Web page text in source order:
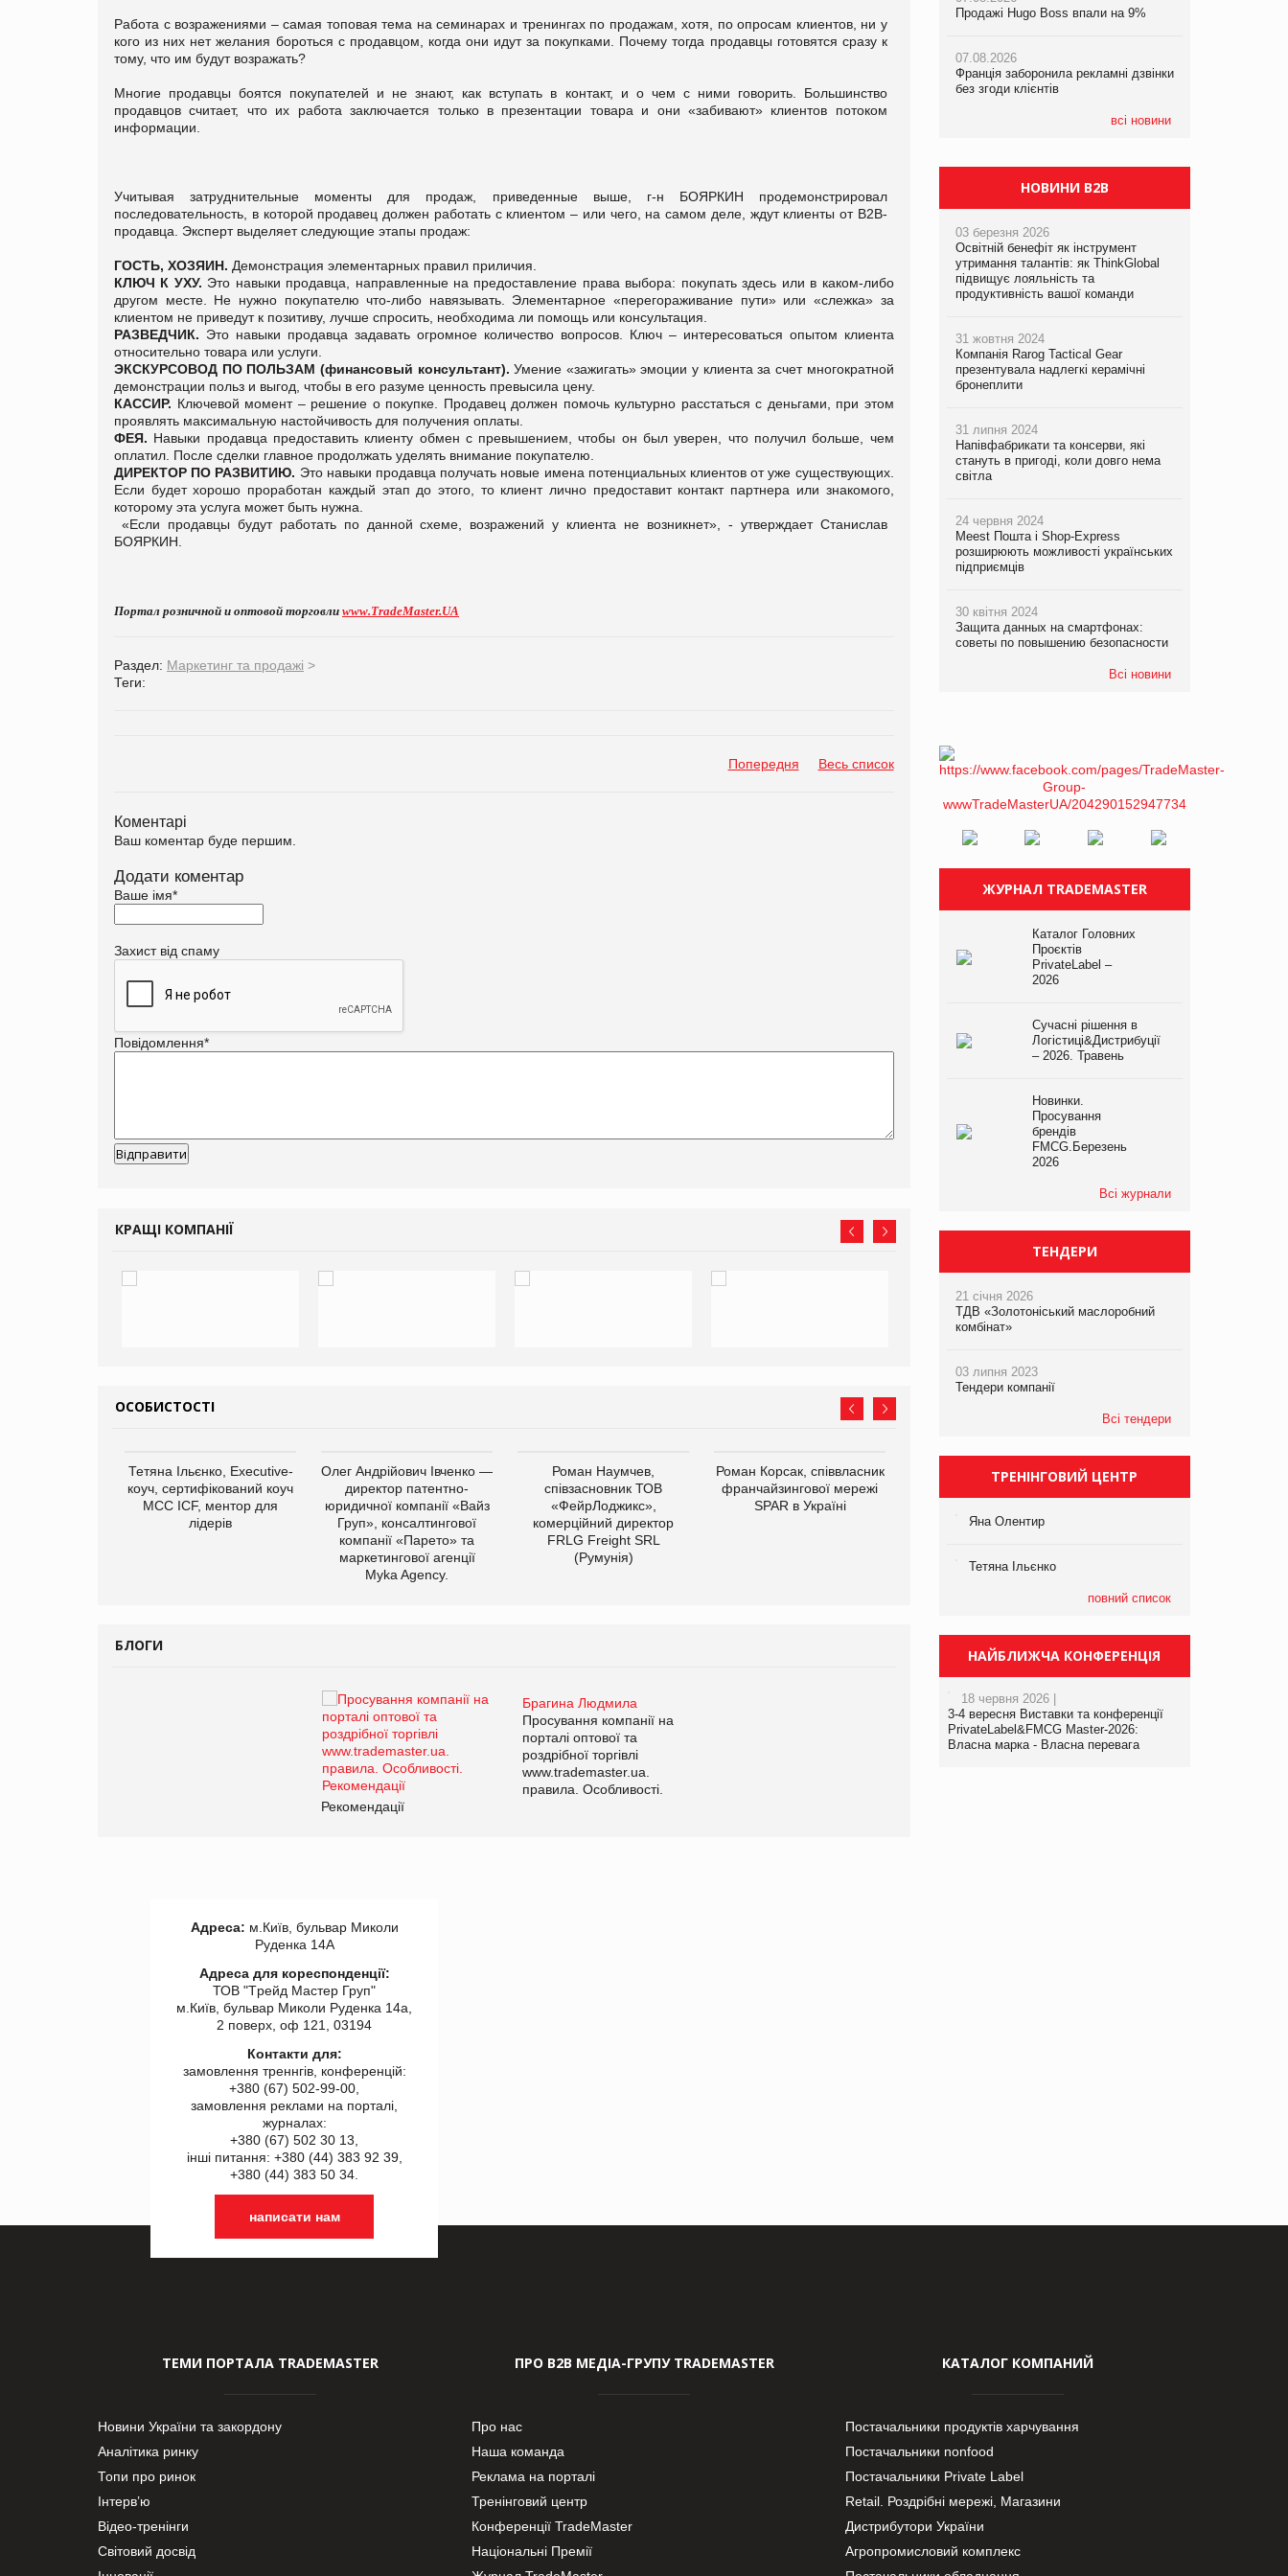
Работа с возражениями – самая топоваятема на семинарах и тренингах по продажам , хотя, по опросам клиентов, ни у
кого из них нет желания бороться с продавцом, когда они идут за покупками.
Почему тогда продавцы готовятся сразу к
тому, что им будут возражать?
Многие продавцы боятся покупателей и не знают, как вступать в контакт, и о чем с ними говорить. Большинство
продавцов считает, что их работа заключается только в презентации товара и они «забивают» клиентов потоком
информации.
Учитывая затруднительные моменты для продаж, приведенные выше, г-н БОЯРКИН продемонстрировал
последовательность, в которой продавец должен работать с клиентом – или чего, на самом деле, ждут клиенты от В2В-
продавца. Эксперт выделяет следующие этапы продаж:
ГОСТЬ, ХОЗЯИН. Демонстрация элементарных правил приличия.
КЛЮЧ К УХУ. Это навыки продавца, направленные на предоставление права выбора: покупать здесь или в каком-либо
другом месте. Не нужно покупателю что-либо навязывать. Элементарное «перегораживание пути» или «слежка» за
клиентом не приведут к позитиву, лучше спросить, необходима ли помощь или консультация.
РАЗВЕДЧИК. Это навыки продавца задавать огромное количество вопросов. Ключ – интересоваться опытом клиента
относительно товара или услуги.
ЭКСКУРСОВОД ПО ПОЛЬЗАМ (финансовый консультант). Умение «зажигать» эмоции у клиента за счет многократной
демонстрации польз и выгод, чтобы в его разуме ценность превысила цену.
КАССИР. Ключевой момент – решение о покупке. Продавец должен помочь культурно расстаться с деньгами, при этом
проявлять максимальную настойчивость для получения оплаты.
ФЕЯ. Навыки продавца предоставить клиенту обмен с превышением, чтобы он был уверен, что получил больше, чем
оплатил. После сделки главное продолжать уделять внимание покупателю.
ДИРЕКТОР ПО РАЗВИТИЮ. Это навыки продавца получать новые имена потенциальных клиентов от уже существующих.
Если будет хорошо проработан каждый этап до этого, то клиент лично предоставит контакт партнера или знакомого,
которому эта услуга может быть нужна.
«Если продавцы будут работать по данной схеме, возражений у клиента не возникнет», - утверждает Станислав
БОЯРКИН.
Портал розничной и оптовой торговли www.TradeMaster.UA
Раздел: Маркетинг та продажі >
Теги:
Попередня Весь список
Коментарі
Ваш коментар буде першим.
Додати коментар
Ваше імя*
Захист від спаму
Повідомлення*
КРАЩІ КОМПАНІЇ
ОСОБИСТОСТІ
Тетяна Ільєнко, Executive-
коуч, сертифікований коуч
МСС ICF, ментор для
лідерів
Олег Андрійович Івченко —
директор патентно-
юридичної компанії «Вайз
Груп», консалтингової
компанії «Парето» та
маркетингової агенції
Myka Agency.
Роман Наумчев,
співзасновник ТОВ
«ФейрЛоджикс»,
комерційний директор
FRLG Freight SRL
(Румунія)
Роман Корсак, співвласник
франчайзингової мережі
SPAR в Україні
Олексій Логачов-Михайлов
виробництва
Яна Сараніна, директор
БЛОГИ
Брагина Людмила
Просування компанії на
порталі оптової та
роздрібної торгівлі
www.trademaster.ua.
правила. Особливості.
Рекомендації
Брагина Людмила
Просування компанії на
порталі оптової та
роздрібної торгівлі
Продажі Hugo Boss впали на 9%
07.08.2026
Франція заборонила рекламні дзвінки
без згоди клієнтів
всі новини
05.08.2026
convenience store КОЛО: об’єднана
компанія налічуватиме 374 магазини
українському бізнесу за час
повномасштабної війни
Аргентина повертається з
продуктами птахівництва на
європейський ринок
НОВИНИ B2B
03 березня 2026
Освітній бенефіт як інструмент
утримання талантів: як ThinkGlobal
підвищує лояльність та
продуктивність вашої команди
31 жовтня 2024
Компанія Rarog Tactical Gear
презентувала надлегкі керамічні
бронеплити
31 липня 2024
Напівфабрикати та консерви, які
стануть в пригоді, коли довго нема
світла
24 червня 2024
Meest Пошта і Shop-Express
розширюють можливості українських
підприємців
30 квітня 2024
Защита данных на смартфонах:
советы по повышению безопасности
Всі новини
ЖУРНАЛ TRADEMASTER
Каталог Головних
Проєктів
PrivateLabel –
2026
Сучасні рішення в
Логістиці&Дистрибуції
– 2026. Травень
Новинки.
Просування
брендів
FMCG.Березень
2026
Всі журнали
ТЕНДЕРИ
21 січня 2026
ТДВ «Золотоніський маслоробний
комбінат»
03 липня 2023
Тендери компанії
Всі тендери
ТРЕНІНГОВИЙ ЦЕНТР
Яна Олентир
Тетяна Ільєнко
повний список
НАЙБЛИЖЧА КОНФЕРЕНЦІЯ
18 червня 2026 |
3-4 вересня Виставки та конференції
PrivateLabel&FMCG Master-2026:
Власна марка - Власна перевага
Адреса: м.Київ, бульвар Миколи
Руденка 14А
Адреса для кореспонденції:
ТОВ "Tрейд Мастер Груп"
м.Київ, бульвар Миколи Руденка 14а,
2 поверх, оф 121, 03194
Контакти для:
замовлення треннгів, конференцій:
+380 (67) 502-99-00,
замовлення реклами на порталі,
журналах:
+380 (67) 502 30 13,
інші питання: +380 (44) 383 92 39,
+380 (44) 383 50 34.
написати нам
ТЕМИ ПОРТАЛА TRADEMASTER
Новини України та закордону
Аналітика ринку
Топи про ринок
Інтерв’ю
Відео-тренінги
Світовий досвід
ПРО В2В МЕДІА-ГРУПУ TRADEMASTER
Про нас
Наша команда
Реклама на порталі
Тренінговий центр
Конференції TradeMaster
Національні Премії
КАТАЛОГ КОМПАНИЙ
Постачальники продуктів харчування
Постачальники nonfood
Постачальники Private Label
Retail. Роздрібні мережі, Магазини
Дистрибутори України
Агропромисловий комплекс